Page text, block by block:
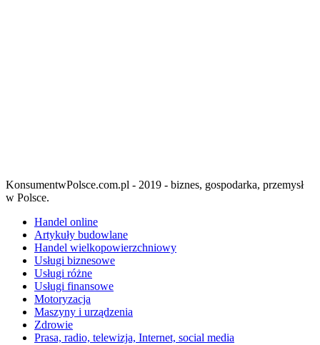
KonsumentwPolsce.com.pl - 2019 - biznes, gospodarka, przemysł
w Polsce.
Handel online
Artykuły budowlane
Handel wielkopowierzchniowy
Usługi biznesowe
Usługi różne
Usługi finansowe
Motoryzacja
Maszyny i urządzenia
Zdrowie
Prasa, radio, telewizja, Internet, social media